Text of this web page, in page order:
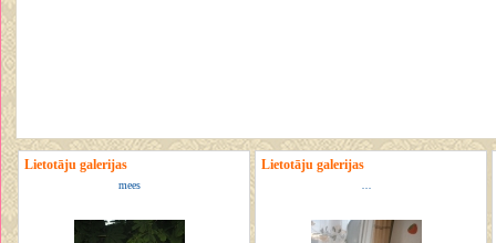
Lietotāju galerijas
mees
Lietotāju galerijas